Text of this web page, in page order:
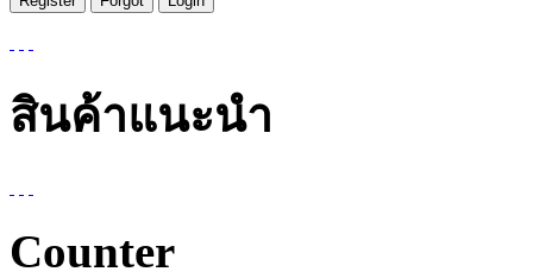
สินค้าแนะนำ
Counter